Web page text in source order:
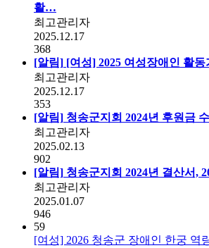
활…
최고관리자
2025.12.17
368
[알림] [여성] 2025 여성장애인 활동
최고관리자
2025.12.17
353
[알림] 청송군지회 2024년 후원금
최고관리자
2025.02.13
902
[알림] 청송군지회 2024년 결산서,
최고관리자
2025.01.07
946
59
[여성] 2026 청송군 장애인 한궁